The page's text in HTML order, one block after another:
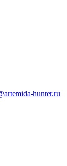
hunter.ru